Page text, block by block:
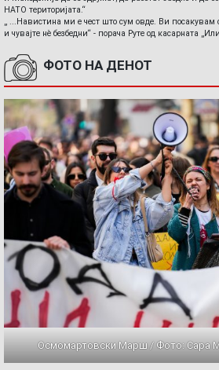
НАТО територијата.“
„ ...Навистина ми е чест што сум овде. Ви посакувам
и чувајте нè безбедни“ - порача Руте од касарната
ФОТО НА ДЕНОТ
Осмомартовски Марш / Фото: Сара